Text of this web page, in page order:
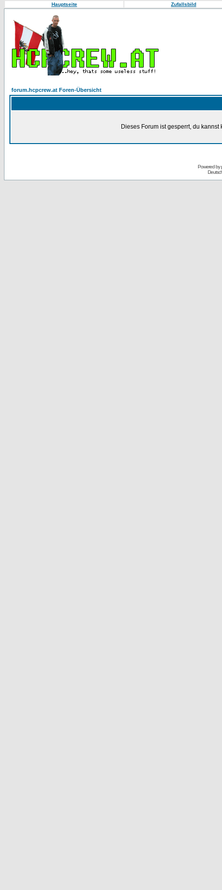
Hauptseite Zufallsbild
forum.hcpcrew.at Foren-Übersicht
Dieses Forum ist gesperrt, du
Powered by